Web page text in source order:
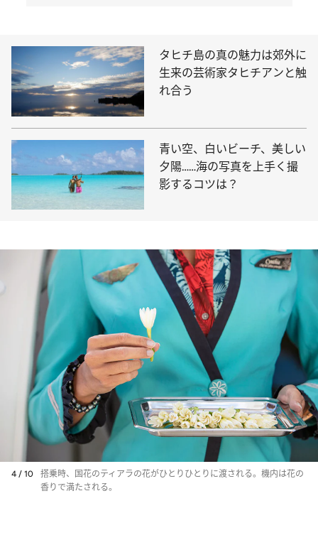
タヒチ島の真の魅力は郊外に
生来の芸術家タヒチアンと触
れ合う
青い空、白いビーチ、美しい
夕陽……海の写真を上手く撮
影するコツは？
4 / 10
搭乗時、国花のティアラの花がひとりひとりに渡される。機内は花の
香りで満たされる。